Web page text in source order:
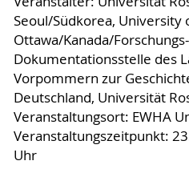
Seoul/Südkorea, University
Ottawa/Kanada/
Dokumentationsstelle des
Vorpommern zur
Deutschland, Universität
Veranstaltungsort: EWHA
Veranstaltungszeitpunkt: 23
Uhr